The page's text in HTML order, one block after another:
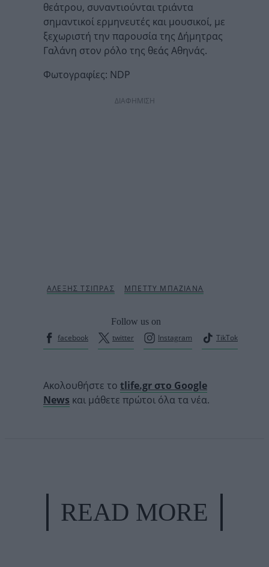
θεάτρου, συναντιούνται τριάντα
σημαντικοί ερμηνευτές και μουσικοί, με
ξεχωριστή την παρουσία της Δήμητρας
Γαλάνη στον ρόλο της θεάς Αθηνάς.
Φωτογραφίες: NDP
ΔΙΑΦΗΜΙΣΗ
Follow us on
facebook
twitter Instagram TikTok
Ακολουθήστε το tlife.gr στο Google
News και μάθετε πρώτοι όλα τα νέα.
READ MORE